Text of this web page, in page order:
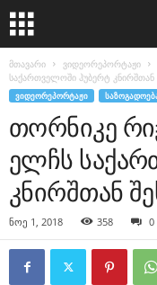
მთავარი ვიდეორეპორტაჟი
საქართველოში ჰუბერტ კნირშთან
ᲕᲘᲓᲔᲝᲠᲔᲞᲝᲠᲢᲐᲟᲘ
თორნიკე
ელჩს
კნირშთან
ნოე 1, 2018 358 0